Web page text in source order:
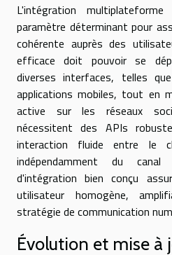
L'intégration
paramètre déterminant pour
cohérente auprès des
efficace doit pouvoir se
diverses interfaces, telles
applications mobiles, tout en
active sur les réseaux
nécessitent des APIs
interaction fluide entre le
indépendamment du
d'intégration bien conçu
utilisateur homogène,
stratégie de communication
Évolution et mise à